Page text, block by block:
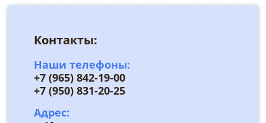
Контакты:
Наши телефоны:
+7 (965) 842-19-00
+7 (950) 831-20-25
Адрес: